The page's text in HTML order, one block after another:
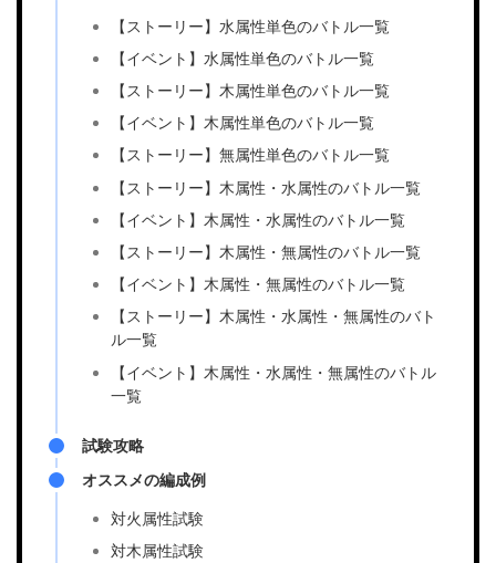
【ストーリー】水属性単色のバトル一覧
【イベント】水属性単色のバトル一覧
【ストーリー】木属性単色のバトル一覧
【イベント】木属性単色のバトル一覧
【ストーリー】無属性単色のバトル一覧
【ストーリー】木属性・水属性のバトル一覧
【イベント】木属性・水属性のバトル一覧
【ストーリー】木属性・無属性のバトル一覧
【イベント】木属性・無属性のバトル一覧
【ストーリー】木属性・水属性・無属性のバト
ル一覧
【イベント】木属性・水属性・無属性のバトル
一覧
試験攻略
オススメの編成例
対火属性試験
対木属性試験